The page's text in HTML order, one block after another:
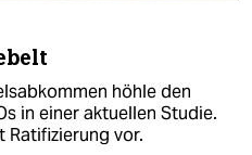
höhle den
in einer aktuellen Studie.
Ratifizierung vor.